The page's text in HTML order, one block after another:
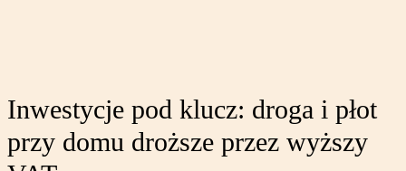
Inwestycje pod klucz: droga i płot
przy domu droższe przez wyższy